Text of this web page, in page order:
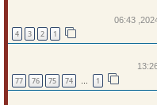
2
3
4
…
74
75
76
77